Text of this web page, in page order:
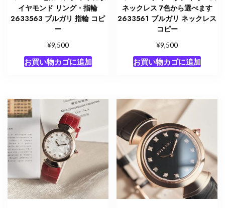
イヤモンド リング・指輪
2633563 ブルガリ 指輪 コピ
ー
¥9,500
お買い物カゴに追加
ネックレス 7色から選べます
2633561 ブルガリ ネックレス
コピー
¥9,500
お買い物カゴに追加